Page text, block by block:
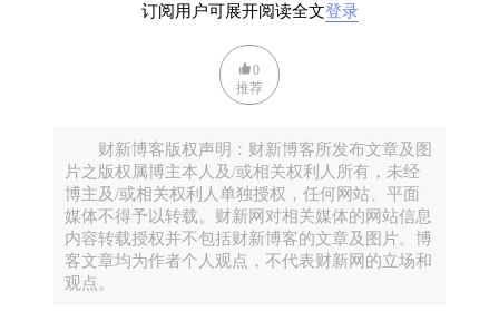
和基本便利设施于一体的解决方案。
与此同时，东南亚国家亦希望通过数码游牧签证，吸
引长期居留的专业人士以促进经济发展。近年来，包
继推出数码牧民签证，允许远程工作者在其境内生活
和工作。印尼于2024年初推出了KITAS E33G签证（远
程工作者签证），如巴厘岛等地区的生活成本比西方
国家便宜，可以让专业人士以更少的开支开展业务。
甚至有人认为巴厘岛是科技、人工智能和加密货币的
订阅用户可展开阅读全文登录
0
推荐
财新博客版权声明：财新博客所发布文章及图
片之版权属博主本人及/或相关权利人所有，未经
博主及/或相关权利人单独授权，任何网站、平面
媒体不得予以转载。财新网对相关媒体的网站信息
内容转载授权并不包括财新博客的文章及图片。博
客文章均为作者个人观点，不代表财新网的立场和
观点。